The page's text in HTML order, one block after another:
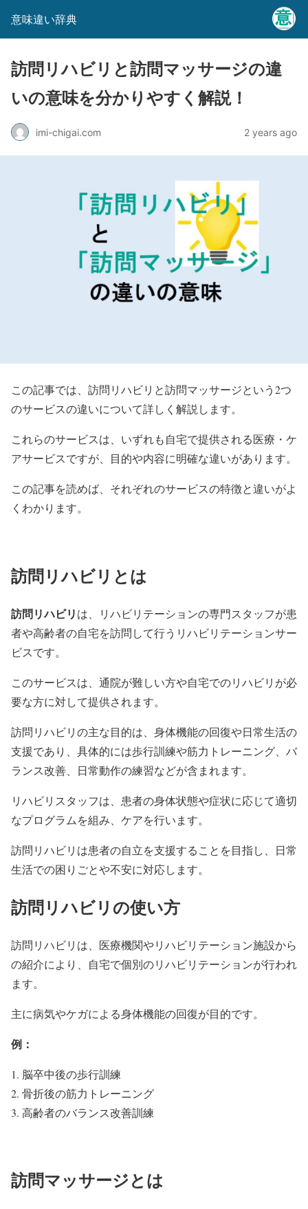
意味違い辞典
訪問リハビリと訪問マッサージの違
いの意味を分かりやすく解説！
imi-chigai.com 2 years ago
この記事では、訪問リハビリと訪問マッサージという2つ
のサービスの違いについて詳しく解説します。
これらのサービスは、いずれも自宅で提供される医療・ケ
アサービスですが、目的や内容に明確な違いがあります。
この記事を読めば、それぞれのサービスの特徴と違いがよ
くわかります。
訪問リハビリとは
訪問リハビリは、リハビリテーションの専門スタッフが患
者や高齢者の自宅を訪問して行うリハビリテーションサー
ビスです。
このサービスは、通院が難しい方や自宅でのリハビリが必
要な方に対して提供されます。
訪問リハビリの主な目的は、身体機能の回復や日常生活の
支援であり、具体的には歩行訓練や筋力トレーニング、バ
ランス改善、日常動作の練習などが含まれます。
リハビリスタッフは、患者の身体状態や症状に応じて適切
なプログラムを組み、ケアを行います。
訪問リハビリは患者の自立を支援することを目指し、日常
生活での困りごとや不安に対応します。
訪問リハビリの使い方
訪問リハビリは、医療機関やリハビリテーション施設から
の紹介により、自宅で個別のリハビリテーションが行われ
ます。
主に病気やケガによる身体機能の回復が目的です。
例：
脳卒中後の歩行訓練
骨折後の筋力トレーニング
高齢者のバランス改善訓練
訪問マッサージとは